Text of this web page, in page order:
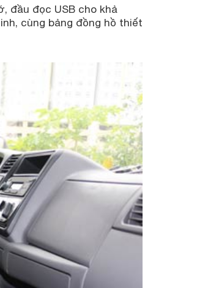
đầu đọc USB cho khả
cùng bảng đồng hồ thiết